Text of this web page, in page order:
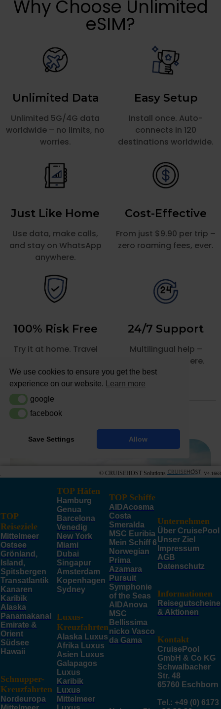
© CRUISEHOST Solutions V4.1663
TOP
Reiseziele
Mittelmeer
Ostsee
Grönland,
Island,
Spitsbergen
Transatlantik
Kanaren
Karibik
Alaska
Panamakanal
Emirate &
Orient
Südsee
Hawaii
Schnupper-
Kreuzfahrten
Nordeuropa
TOP Häfen
Hamburg
Genua
Barcelona
Venedig
New York
Miami
Dubai
Singapur
Amsterdam
Kopenhagen
Sydney
Luxus-
Kreuzfahrten
Alaska Luxus
Afrika Luxus
Asien Luxus
Galapagos
Luxus
Karibik
Luxus
Mittelmeer
TOP Schiffe
AIDAcosma
Costa
Smeralda
MSC Euribia
Mein Schiff 6
Norwegian
Prima
Azamara
Pursuit
Symphonie
of the Seas
AIDAnova
MSC
Bellissima
nicko Vasco
da Gama
Unternehmen
Über CruisePool
Unser Ziel
Impressum
AGB
Datenschutz
Informationen
Reisegutscheine
& Aktionen
Kontakt
CruisePool
GmbH & Co KG
Schwalbacher
Str. 48
65760 Eschborn
Tel.: +49 (0) 6173